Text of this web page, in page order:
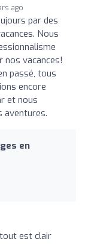
ago
par des
Nous
nos vacances!
passé, tous
encore
et nous
aventures.
en
est clair